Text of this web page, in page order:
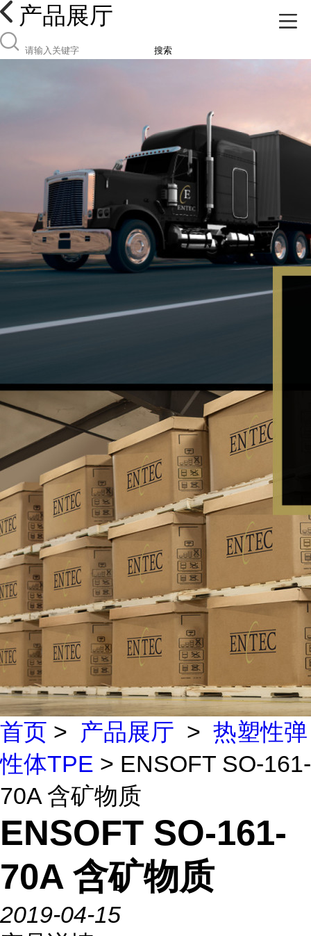
产品展厅
搜索
首页 > 产品展厅 > 热塑性弹
性体TPE > ENSOFT SO-161-
70A 含矿物质
ENSOFT SO-161-
70A 含矿物质
2019-04-15